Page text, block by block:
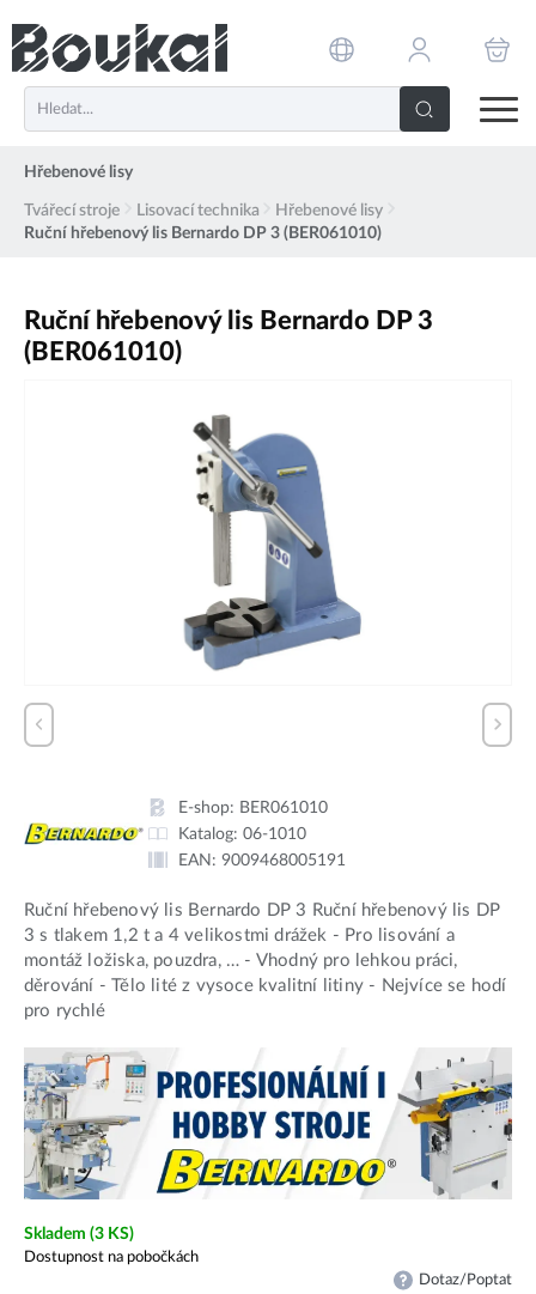
Hřebenové lisy
Tvářecí stroje Lisovací technika
Hřebenové lisy
Ruční hřebenový lis Bernardo DP 3 (BER061010)
Ruční hřebenový lis Bernardo DP 3
(BER061010)
E-shop: BER061010
Katalog: 06-1010
EAN: 9009468005191
Ruční hřebenový lis Bernardo DP 3 Ruční hřebenový lis DP
3 s tlakem 1,2 t a 4 velikostmi drážek - Pro lisování a
montáž ložiska, pouzdra, … - Vhodný pro lehkou práci,
děrování - Tělo lité z vysoce kvalitní litiny - Nejvíce se hodí
pro rychlé
Skladem (3 KS)
Dostupnost na pobočkách
Dotaz/Poptat